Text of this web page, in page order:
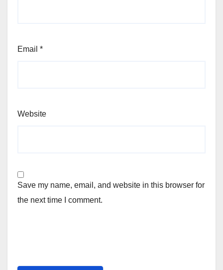
Email *
Website
Save my name, email, and website in this browser for
the next time I comment.